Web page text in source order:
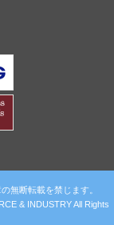
無断転載を禁じます。
& INDUSTRY All Rights